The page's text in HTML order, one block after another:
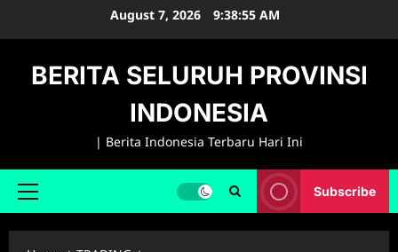
August 7, 2026 9:38:56 AM
BERITA SELURUH PROVINSI
INDONESIA
| Berita Indonesia Terbaru Hari Ini
Primary
Subscribe